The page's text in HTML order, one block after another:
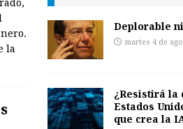
la
Deplorable
martes 4 de
¿Resistirá la
Estados
que crea la